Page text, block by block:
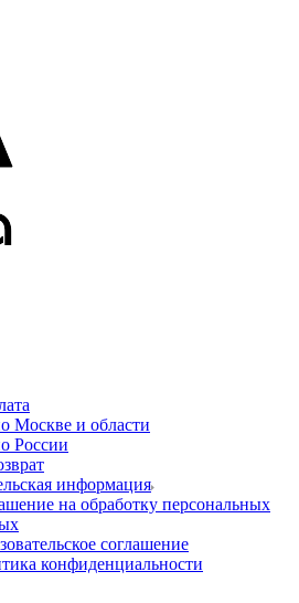
Москве и области
России
информация
на обработку персональных
соглашение
конфиденциальности